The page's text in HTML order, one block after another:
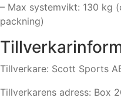
– Max systemvikt: 130 kg
packning)
Tillverkare: Scott Sports
Tillverkarens adress: Box